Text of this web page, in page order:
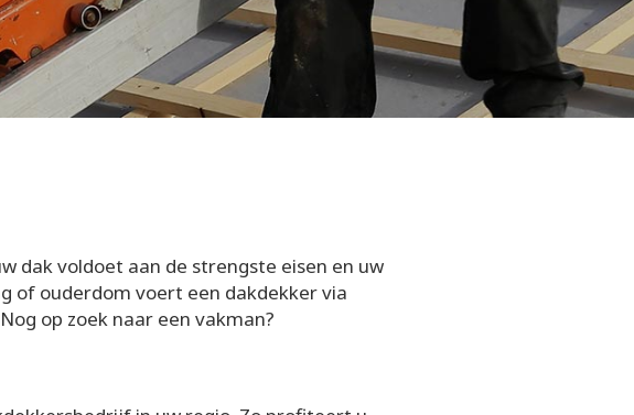
dak voldoet aan de strengste eisen en uw
of ouderdom voert een dakdekker via
op zoek naar een vakman?